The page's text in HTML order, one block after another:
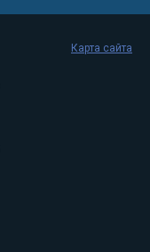
Карта сайта